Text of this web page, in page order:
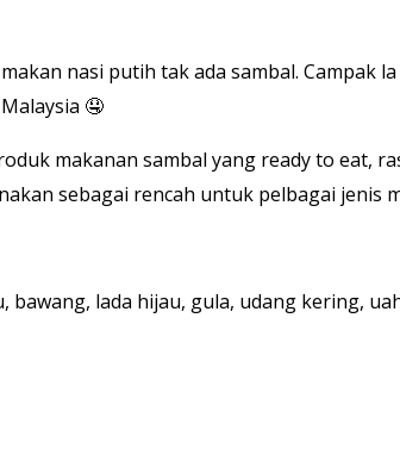
nasi putih tak ada sambal. Campak
🤤
makanan sambal yang ready to eat,
sebagai rencah untuk pelbagai jenis
bawang, lada hijau, gula, udang kering,